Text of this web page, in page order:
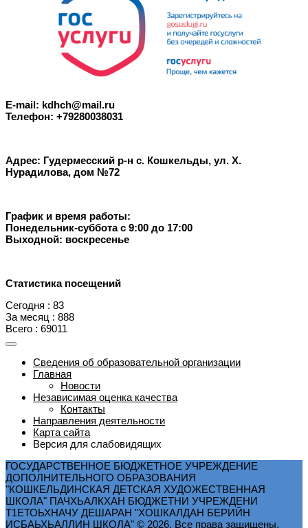
E-mail: kdhch@mail.ru
Телефон: +79280038031
Адрес: Гудермесский р-н с. Кошкельды, ул. Х.
Нурадилова, дом №72
График и время работы:
Понедельник-суббота с 9:00 до 17:00
Выходной: воскресенье
Статистика посещений
Сегодня : 83
За месяц : 888
Всего : 69011
Сведения об образовательной организации
Главная
Новости
Независимая оценка качества
Контакты
Направления деятельности
Карта сайта
Версия для слабовидящих
ГОСУДАРСТВЕННОЕ БЮДЖЕТНОЕ УЧРЕЖДЕНИЕ
ДОПОЛНИТЕЛЬНОГО ОБРАЗОВАНИЯ
"КОШКЕЛЬДИНСКАЯ ДЕТСКАЯ ХУДОЖЕСТВЕННАЯ
ШКОЛА" ПАЧХЬАЛКХАН БЮДЖЕТНИ УЧРЕЖДЕНИ
Т1ЕТОЬХНАЧУ ДЕШАРАН "ХОШКАЛДАН БЕРИЙН
ИСБАЬХЬАЛЛИН ШКОЛА" © 2026. Все права защищены.